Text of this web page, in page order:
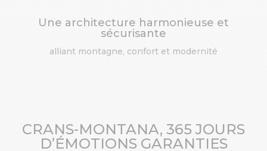
Une architecture harmonieuse et
sécurisante
alliant montagne, confort et modernité
CRANS-MONTANA, 365 JOURS
D’ÉMOTIONS GARANTIES